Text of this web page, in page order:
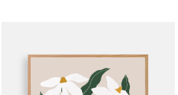
muunnelma.